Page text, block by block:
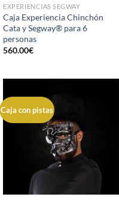
EXPERIENCIAS SEGWAY
Caja Experiencia Chinchón
Cata y Segway® para 6
personas
560.00€
Caja con pistas